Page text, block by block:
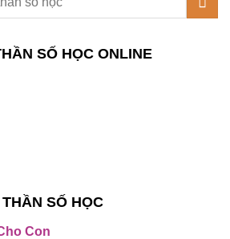
SỐ HỌC ONLINE
SỐ HỌC
Con